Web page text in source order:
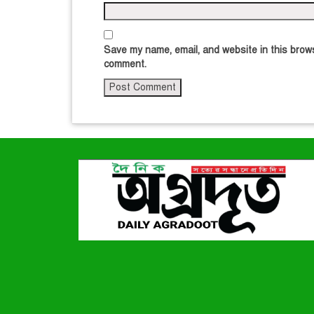
Save my name, email, and website in this
comment.